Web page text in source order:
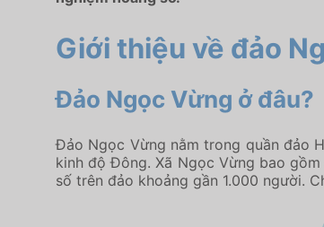
Giới thiệu về đảo
Đảo Ngọc Vừng ở đâu?
Đảo Ngọc Vừng nằm trong quần đảo
kinh độ Đông. Xã Ngọc Vừng bao
số trên đảo khoảng gần 1.000 người.